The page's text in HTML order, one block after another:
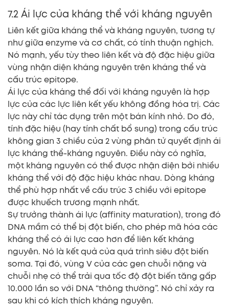
7.2 Ái lực của kháng thể với kháng nguyên
Liên kết giữa kháng thể và kháng nguyên, tương tự
như giữa enzyme và cơ chất, có tính thuận nghịch.
Nó mạnh, yếu tùy theo liên kết và độ đặc hiệu giữa
vùng nhận diện kháng nguyên trên kháng thể và
cấu trúc epitope.
Ái lực của kháng thể đối với kháng nguyên là hợp
lực của các lực liên kết yếu không đồng hóa trị. Các
lực này chỉ tác dụng trên một bán kính nhỏ. Do đó,
tính đặc hiệu (hay tính chất bổ sung) trong cấu trúc
không gian 3 chiều của 2 vùng phân tử quyết định ái
lực kháng thể-kháng nguyên. Điều này có nghĩa,
một kháng nguyên có thể được nhận diện bởi nhiều
kháng thể với độ đặc hiệu khác nhau. Dòng kháng
thể phù hợp nhất về cấu trúc 3 chiều với epitope
được khuếch trương mạnh nhất.
Sự trưởng thành ái lực (affinity maturation), trong đó
DNA mầm có thể bị đột biến, cho phép mã hóa các
kháng thể có ái lực cao hơn để liên kết kháng
nguyên. Nó là kết quả của quá trình siêu đột biến
soma. Tại đó, vùng V của các gen chuỗi nặng và
chuỗi nhẹ có thể trải qua tốc độ đột biến tăng gấp
10.000 lần so với DNA “thông thường”. Nó chỉ xảy ra
sau khi có kích thích kháng nguyên.